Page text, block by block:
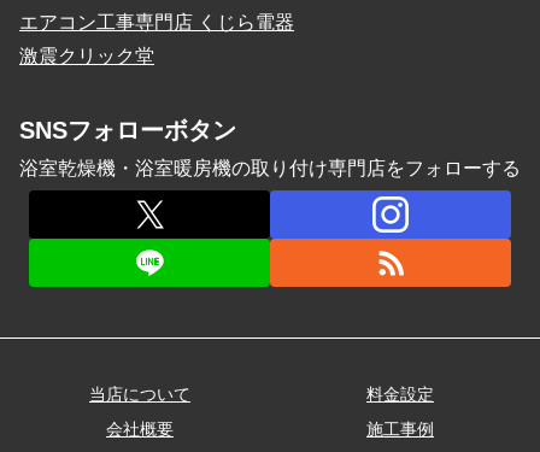
エアコン工事専門店 くじら電器
激震クリック堂
SNSフォローボタン
浴室乾燥機・浴室暖房機の取り付け専門店をフォローする
当店について
料金設定
会社概要
施工事例